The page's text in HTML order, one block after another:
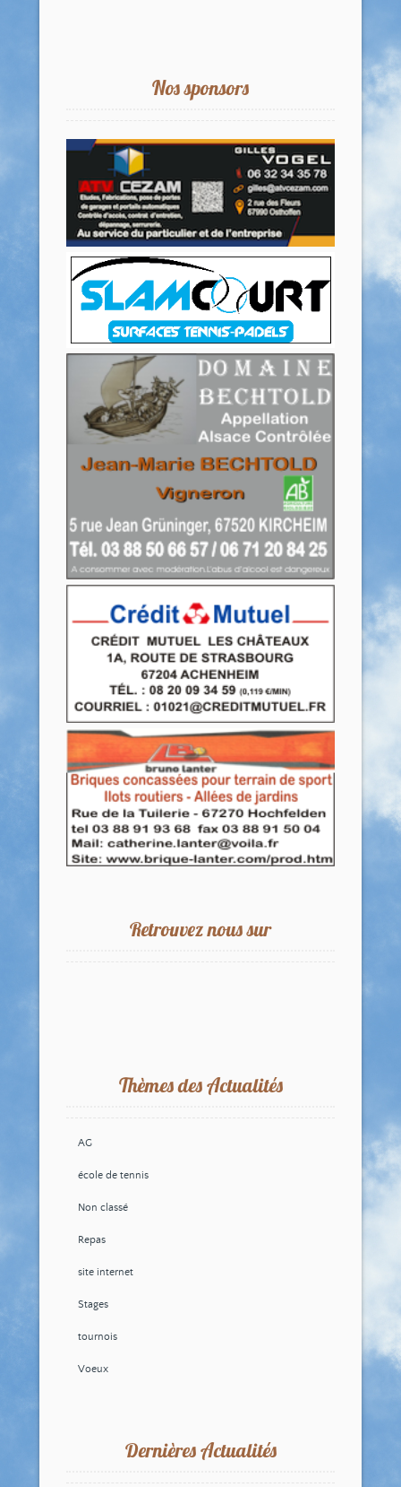
Nos sponsors
Retrouvez nous sur
Thèmes des Actualités
AG
école de tennis
Non classé
Repas
site internet
Stages
tournois
Voeux
Dernières Actualités